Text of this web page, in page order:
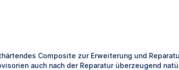
Composite zur Erweiterung und
auch nach der Reparatur überzeugend